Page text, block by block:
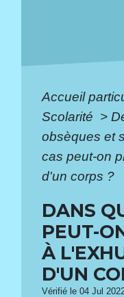
Accueil
Scolarité >
obsèques et
cas peut-on
d'un corps ?
DANS
PEUT-
À
D'UN
Vérifié le 04 Jul